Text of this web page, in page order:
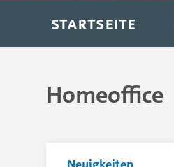
STARTSEITE
Homeoffice